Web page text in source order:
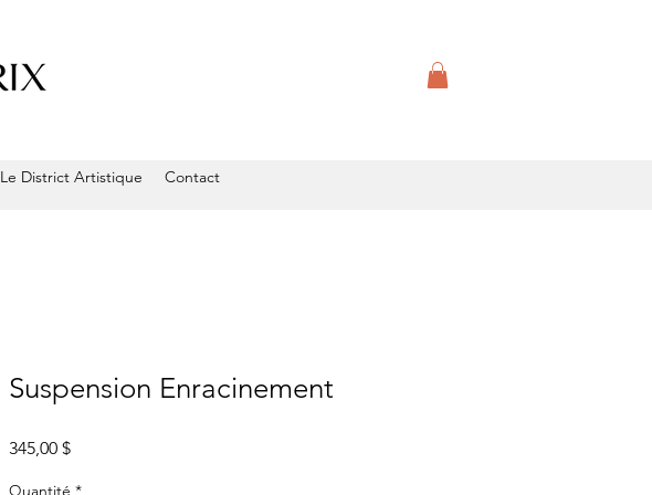
Le District Artistique Contact
Suspension Enracinement
345,00 $Prix
Quantité *